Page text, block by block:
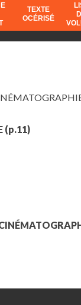
TEXTE
OCÉRISÉ
(p.11)